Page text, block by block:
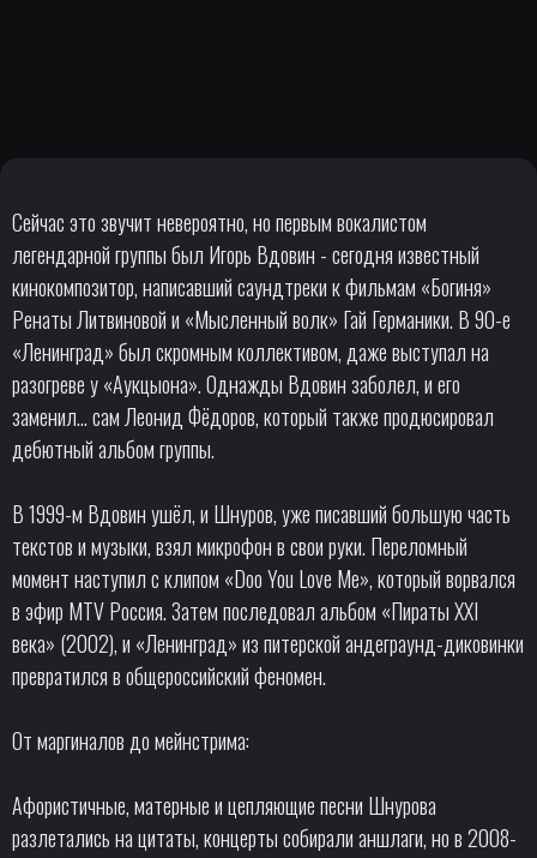
Сейчас это звучит невероятно, но первым вокалистом
легендарной группы был Игорь Вдовин - сегодня известный
кинокомпозитор, написавший саундтреки к фильмам «Богиня»
Ренаты Литвиновой и «Мысленный волк» Гай Германики. В 90-е
«Ленинград» был скромным коллективом, даже выступал на
разогреве у «Аукцыона». Однажды Вдовин заболел, и его
заменил... сам Леонид Фёдоров, который также продюсировал
дебютный альбом группы.
В 1999-м Вдовин ушёл, и Шнуров, уже писавший большую часть
текстов и музыки, взял микрофон в свои руки. Переломный
момент наступил с клипом «Doo You Love Me», который ворвался
в эфир MTV Россия. Затем последовал альбом «Пираты XXI
века» (2002), и «Ленинград» из питерской андеграунд-диковинки
превратился в общероссийский феномен.
От маргиналов до мейнстрима:
Афористичные, матерные и цепляющие песни Шнурова
разлетались на цитаты, концерты собирали аншлаги, но в 2008-